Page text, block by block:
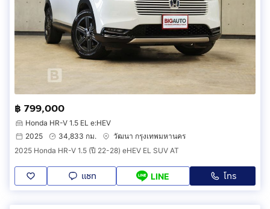
฿ 799,000
Honda HR-V 1.5 EL e:HEV
2025
34,833 กม.
วัฒนา กรุงเทพมหานคร
2025 Honda HR-V 1.5 (ปี 22-28) eHEV EL SUV AT
แชท LINE โทร